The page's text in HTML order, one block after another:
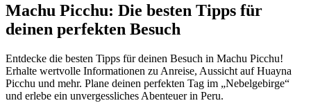
Machu Picchu: Die besten Tipps für
deinen perfekten Besuch
Entdecke die besten Tipps für deinen Besuch in Machu Picchu!
Erhalte wertvolle Informationen zu Anreise, Aussicht auf Huayna
Picchu und mehr. Plane deinen perfekten Tag im „Nebelgebirge“
und erlebe ein unvergessliches Abenteuer in Peru.